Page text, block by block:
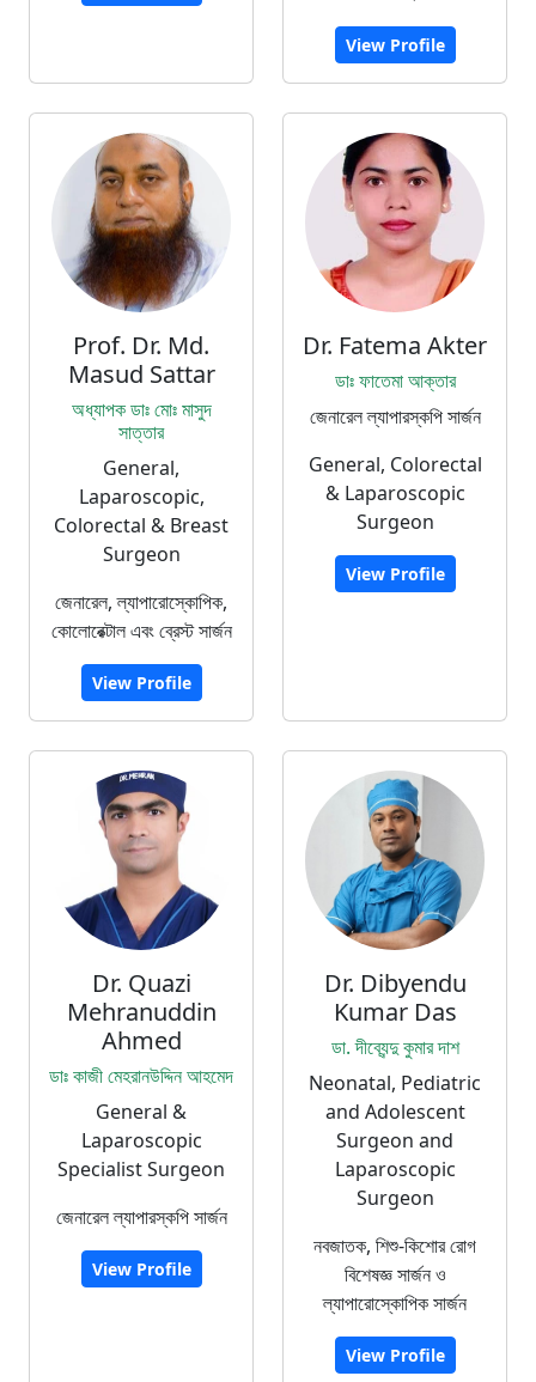
View Profile
Prof. Dr. Md.
Masud Sattar
অধ্যাপক ডাঃ মোঃ মাসুদ
সাত্তার
General,
Laparoscopic,
Colorectal & Breast
Surgeon
জেনারেল, ল্যাপারোস্কোপিক,
কোলোরেক্টাল এবং ব্রেস্ট সার্জন
View Profile
Dr. Fatema Akter
ডাঃ ফাতেমা আক্তার
জেনারেল ল্যাপারস্কপি সার্জন
General, Colorectal
& Laparoscopic
Surgeon
View Profile
Dr. Quazi
Mehranuddin
Ahmed
ডাঃ কাজী মেহরানউদ্দিন আহমেদ
General &
Laparoscopic
Specialist Surgeon
জেনারেল ল্যাপারস্কপি সার্জন
View Profile
Dr. Dibyendu
Kumar Das
ডা. দীব্যেন্দু কুমার দাশ
Neonatal, Pediatric
and Adolescent
Surgeon and
Laparoscopic
Surgeon
নবজাতক, শিশু-কিশোর রোগ
বিশেষজ্ঞ সার্জন ও
ল্যাপারোস্কোপিক সার্জন
View Profile